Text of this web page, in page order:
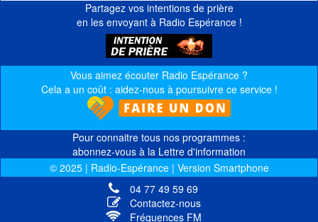
Partagez vos intentions de prière
en les envoyant à Radio Espérance !
Vous aimez écouter Radio Espérance ?
Cela a un coût : aidez-nous à poursuivre ce service !
Pour connaitre tous nos programmes :
abonnez-vous à la Lettre d'information
© 2025 | Radio-Espérance | Version Smartphone
04 77 49 59 69
Contactez-nous
Fréquences FM